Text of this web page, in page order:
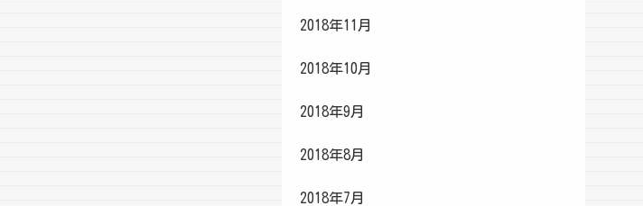
2018年11月
2018年10月
2018年9月
2018年8月
2018年7月